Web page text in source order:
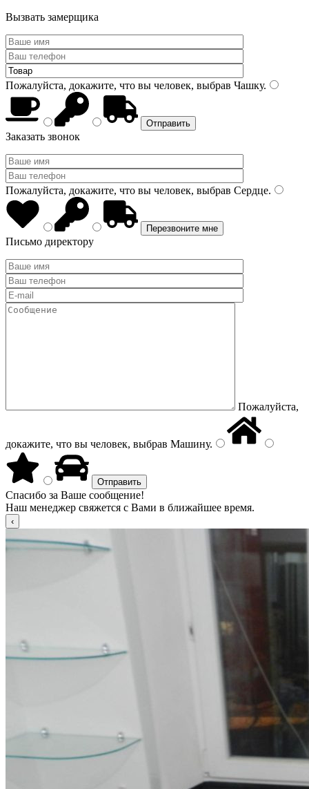
Вызвать замерщика
Пожалуйста, докажите, что вы человек, выбрав Чашку.
Заказать звонок
Пожалуйста, докажите, что вы человек, выбрав Сердце.
Письмо директору
Пожалуйста,
докажите, что вы человек, выбрав Машину.
Спасибо за Ваше сообщение!
Наш менеджер свяжется с Вами в ближайшее время.